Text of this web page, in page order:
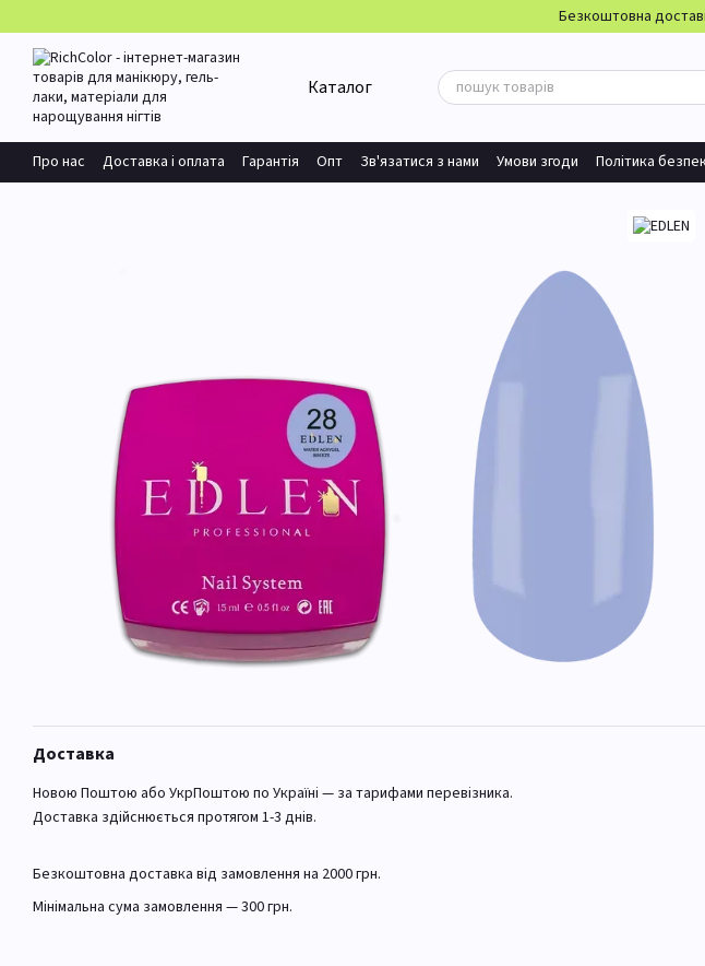
Безкоштовна
Каталог
Про нас Доставка і оплата Гарантія Опт Зв'язатися з нами Умови згоди Політика
Доставка
Новою Поштою або УкрПоштою по Україні — за тарифами перевізника.
Доставка здійснюється протягом 1-3 днів.
Безкоштовна доставка від замовлення на 2000 грн.
Мінімальна сума замовлення — 300 грн.